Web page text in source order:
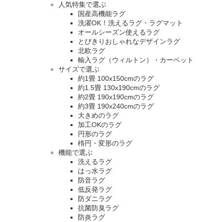
人気特集で選ぶ
国産高機能ラグ
洗濯OK！洗えるラグ・ラグマット
オールシーズン使えるラグ
とびきりおしゃれなデザインラグ
北欧ラグ
輸入ラグ（ウィルトン）・カーペット
サイズで選ぶ
約1畳 100x150cmのラグ
約1.5畳 130x190cmのラグ
約2畳 190x190cmのラグ
約3畳 190x240cmのラグ
大きめのラグ
加工OKのラグ
円形のラグ
楕円・変形のラグ
機能で選ぶ
洗えるラグ
はっ水ラグ
防音ラグ
低反発ラグ
防ダニラグ
抗菌防臭ラグ
防炎ラグ